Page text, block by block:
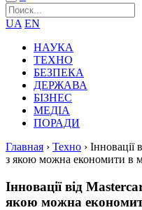
UA EN
НАУКА
ТЕХНО
БЕЗПЕКА
ДЕРЖАВА
БІЗНЕС
МЕДІА
ПОРАДИ
Главная › Техно › Інновації
з якою можна економити в
Інновації від
якою можна